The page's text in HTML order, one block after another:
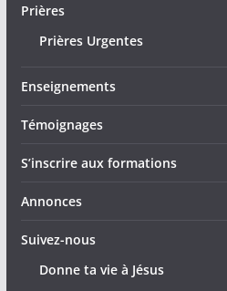
Prières
Prières Urgentes
Enseignements
Témoignages
S’inscrire aux formations
Annonces
Suivez-nous
Donne ta vie à Jésus